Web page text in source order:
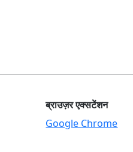
ब्राउज़र एक्सटेंशन
Google Chrome